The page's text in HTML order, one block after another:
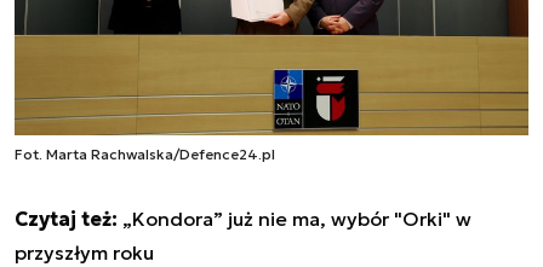
Fot. Marta Rachwalska/Defence24.pl
Czytaj też: „Kondora” już nie ma, wybór "Orki" w
przyszłym roku